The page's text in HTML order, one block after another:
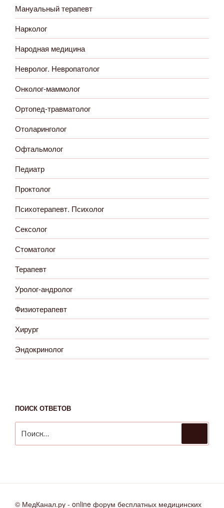
Мануальный терапевт
Нарколог
Народная медицина
Невролог. Невропатолог
Онколог-маммолог
Ортопед-травматолог
Отоларинголог
Офтальмолог
Педиатр
Проктолог
Психотерапевт. Психолог
Сексолог
Стоматолог
Терапевт
Уролог-андролог
Физиотерапевт
Хирург
Эндокринолог
ПОИСК ОТВЕТОВ
© МедКанал.ру - online форум бесплатных медицинских